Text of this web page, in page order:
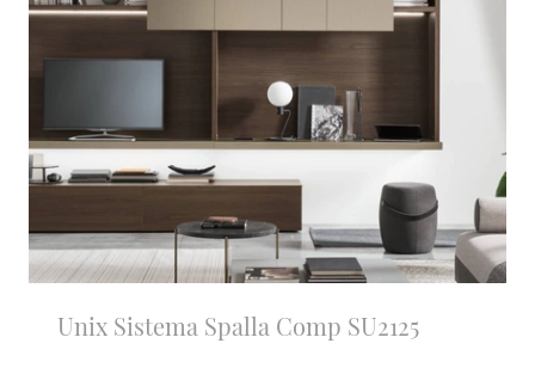
Unix Sistema Spalla Comp SU2125